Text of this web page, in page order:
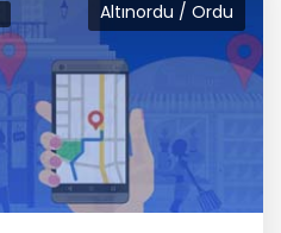
Altınordu / Ordu